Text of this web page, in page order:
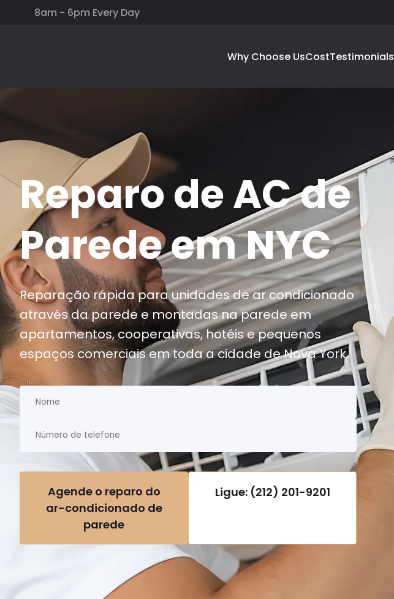
8am - 6pm Every Day
Why Choose UsCostTestimonials
Reparo de AC de
Parede em NYC
Reparação rápida para unidades de ar condicionado
através da parede e montadas na parede em
apartamentos, cooperativas, hotéis e pequenos
espaços comerciais em toda a cidade de Nova York.
Agende o reparo do
ar-condicionado de
parede
Ligue: (212) 201-9201